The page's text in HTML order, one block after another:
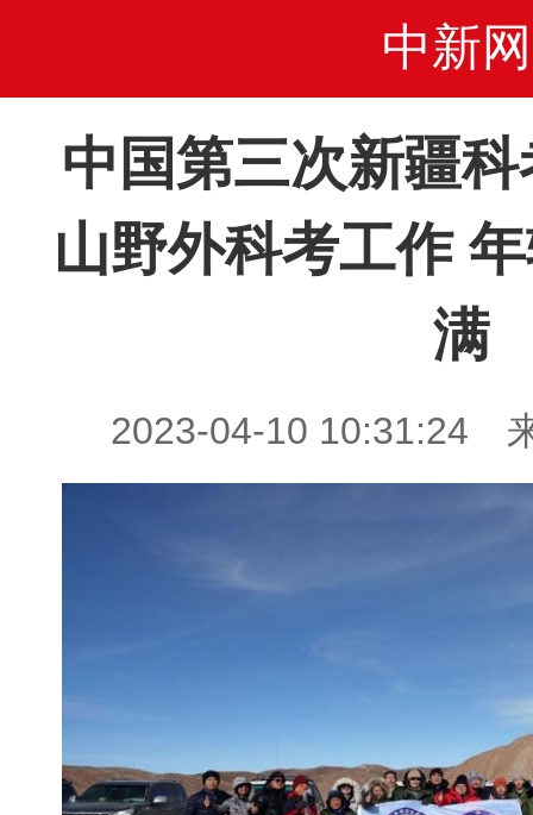
中新网
中国第三次新疆
山野外科考工作
满
2023-04-10 10:31:24